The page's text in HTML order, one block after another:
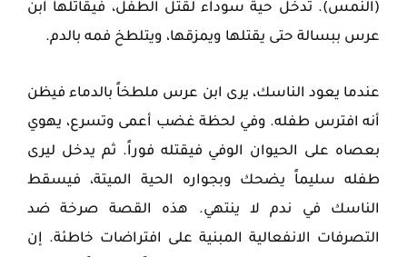
(النمس). تدخل حية سوداء لقتل الطفل، فيقاتلها ابن
عرس ببسالة حتى يقتلها ويمزقها، ويتلطخ فمه بالدم.
عندما يعود الناسك، يرى ابن عرس ملطخاً بالدماء فيظن
أنه افترس طفله. وفي لحظة غضب أعمى وتسرع، يهوي
بعصاه على الحيوان الوفي فيقتله فوراً. ثم يدخل ليرى
طفله سليماً يضحك وبجواره الحية الميتة، فيسقط
الناسك في ندم لا ينتهي. هذه القصة صرخة ضد
التصرفات الانفعالية المبنية على افتراضات خاطئة. إن